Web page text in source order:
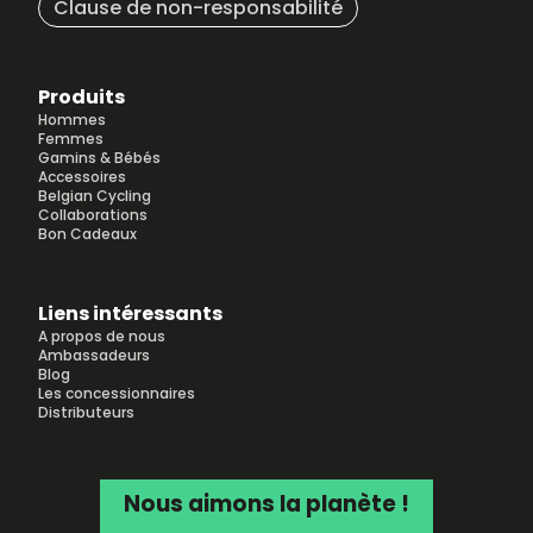
Clause de non-responsabilité
Produits
Hommes
Femmes
Gamins & Bébés
Accessoires
Belgian Cycling
Collaborations
Bon Cadeaux
Liens intéressants
A propos de nous
Ambassadeurs
Blog
Les concessionnaires
Distributeurs
Nous aimons la planète !